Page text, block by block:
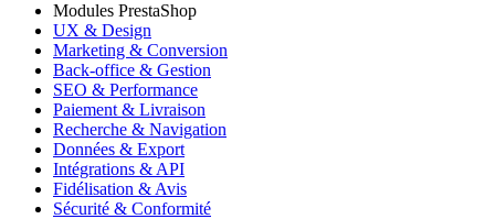
Modules PrestaShop
UX & Design
Marketing & Conversion
Back-office & Gestion
SEO & Performance
Paiement & Livraison
Recherche & Navigation
Données & Export
Intégrations & API
Fidélisation & Avis
Sécurité & Conformité